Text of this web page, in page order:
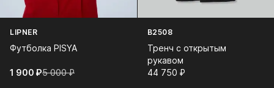
LIPNER
Футболка PISYA
1 900⁠ ⁠₽5 000⁠ ⁠₽
B2508
Тренч с открытым
рукавом
44 750⁠ ⁠₽